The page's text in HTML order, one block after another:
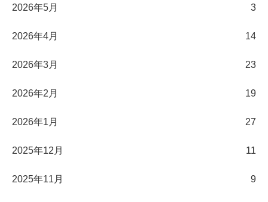
2026年5月 3
2026年4月 14
2026年3月 23
2026年2月 19
2026年1月 27
2025年12月 11
2025年11月 9